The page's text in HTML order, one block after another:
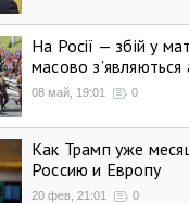
На Росії — збій у
масово зʼявляються
08 май, 19:01 0
Как Трамп уже
Россию и Европу
20 фев, 21:01 0